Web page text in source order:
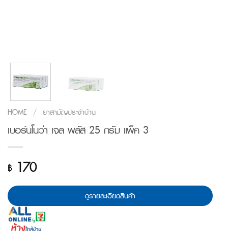
HOME / ยาสามัญประจำบ้าน
เบอร์นโนว่า เจล พลัส 25 กรัม แพ็ค 3
฿170
ดูรายละเอียดสินค้า